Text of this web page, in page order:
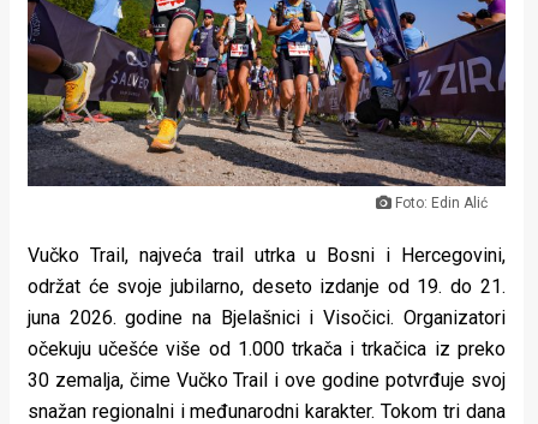
Beauty
Fashion
Zdravlje
Za
Život
u
pokretu
Ideje
Foto: Edin Alić
Vučko Trail, najveća trail utrka u Bosni i Hercegovini,
održat će svoje jubilarno, deseto izdanje od 19. do 21.
juna 2026. godine na Bjelašnici i Visočici. Organizatori
očekuju učešće više od 1.000 trkača i trkačica iz preko
30 zemalja, čime Vučko Trail i ove godine potvrđuje svoj
snažan regionalni i međunarodni karakter. Tokom tri dana